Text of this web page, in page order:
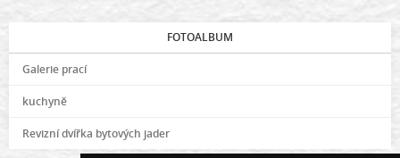
FOTOALBUM
Galerie prací
kuchyně
Revizní dvířka bytových jader